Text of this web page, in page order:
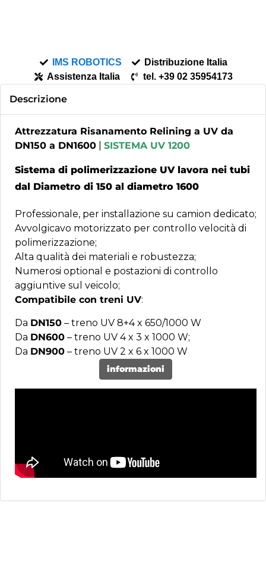
IMS ROBOTICS
Distribuzione Italia
Assistenza Italia
tel. +39 02 35954173
Descrizione
Attrezzatura Risanamento Relining a UV da
DN150 a DN1600
SISTEMA UV 1200
Sistema di polimerizzazione UV lavora nei tubi
dal Diametro di 150 al diametro 1600
Professionale, per installazione su camion dedicato;
Avvolgicavo motorizzato per controllo velocità di
polimerizzazione;
Alta qualità dei materiali e robustezza;
Numerosi optional e postazioni di controllo
aggiuntive sul veicolo;
Compatibile con treni UV:
Da DN150 – treno UV 8+4 x 650/1000 W
Da DN600 – treno UV 4 x 3 x 1000 W;
Da DN900 – treno UV 2 x 6 x 1000 W
informazioni